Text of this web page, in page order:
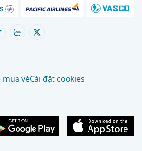
mua véCài đặt cookies